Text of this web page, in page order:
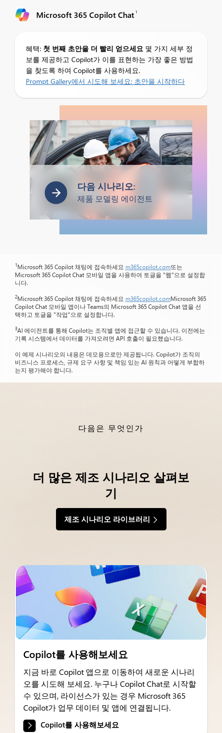
Microsoft 365 Copilot Chat 1
혜택: 첫 번째 초안을 더 빨리 얻으세요 몇 가지 세부 정
보를 제공하고 Copilot가 이를 표현하는 가장 좋은 방법
을 찾도록 하여 Copilot를 사용하세요.
Prompt Gallery에서 시도해 보세요: 초안을 시작하다
다음 시나리오:
제품 모델링 에이전트
1Microsoft 365 Copilot 채팅에 접속하세요 m365copilot.com또는
Microsoft 365 Copilot Chat 모바일 앱을 사용하여 토글을 "웹"으로 설정합
니다.
2Microsoft 365 Copilot 채팅에 접속하세요 m365copilot.comMicrosoft 365
Copilot Chat 모바일 앱이나 Teams의 Microsoft 365 Copilot Chat 앱을 선
택하고 토글을 "작업"으로 설정합니다.
3AI 에이전트를 통해 Copilot는 조직별 앱에 접근할 수 있습니다. 이전에는
기록 시스템에서 데이터를 가져오려면 API 호출이 필요했습니다.
이 예제 시나리오의 내용은 데모용으로만 제공됩니다. Copilot가 조직의
비즈니스 프로세스, 규제 요구 사항 및 책임 있는 AI 원칙과 어떻게 부합하
는지 평가해야 합니다.
다음은 무엇인가
더 많은 제조 시나리오 살펴보
기
제조 시나리오 라이브러리
Copilot를 사용해보세요
지금 바로 Copilot 앱으로 이동하여 새로운 시나리
오를 시도해 보세요. 누구나 Copilot Chat로 시작할
수 있으며, 라이선스가 있는 경우 Microsoft 365
Copilot가 업무 데이터 및 앱에 연결됩니다.
Copilot를 사용해보세요